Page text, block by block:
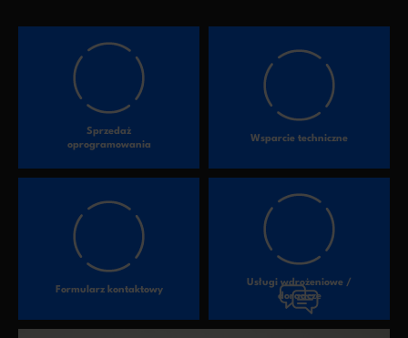
Sprzedaż
oprogramowania
Wsparcie techniczne
Formularz kontaktowy
Usługi wdrożeniowe /
doradcze